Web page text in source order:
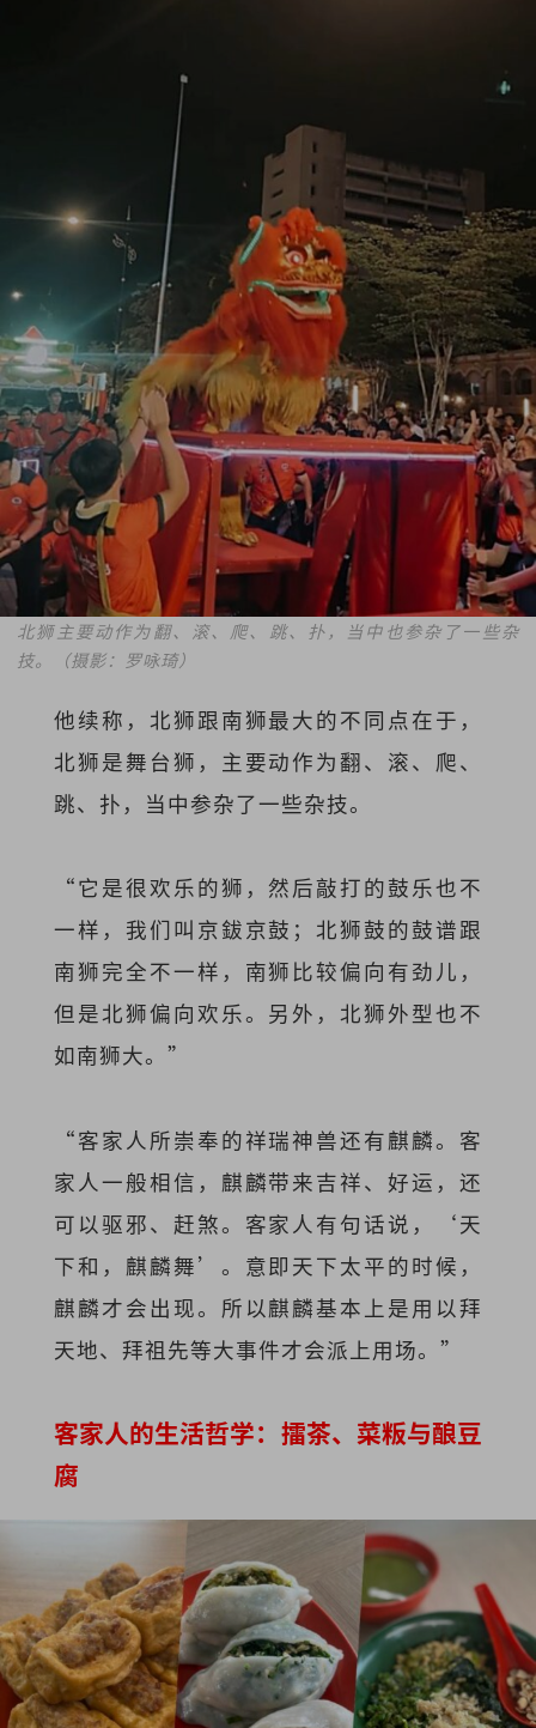
北狮主要动作为翻、滚、爬、跳、扑，当中也参杂了一些杂
技。（摄影：罗咏琦）
他续称，北狮跟南狮最大的不同点在于，
北狮是舞台狮，主要动作为翻、滚、爬、
跳、扑，当中参杂了一些杂技。
“它是很欢乐的狮，然后敲打的鼓乐也不
一样，我们叫京鈸京鼓；北狮鼓的鼓谱跟
南狮完全不一样，南狮比较偏向有劲儿，
但是北狮偏向欢乐。另外，北狮外型也不
如南狮大。”
“客家人所崇奉的祥瑞神兽还有麒麟。客
家人一般相信，麒麟带来吉祥、好运，还
可以驱邪、赶煞。客家人有句话说，‘天
下和，麒麟舞’。意即天下太平的时候，
麒麟才会出现。所以麒麟基本上是用以拜
天地、拜祖先等大事件才会派上用场。”
客家人的生活哲学：擂茶、菜粄与酿豆
腐